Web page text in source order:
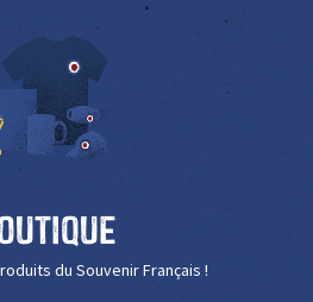
du Souvenir Français !